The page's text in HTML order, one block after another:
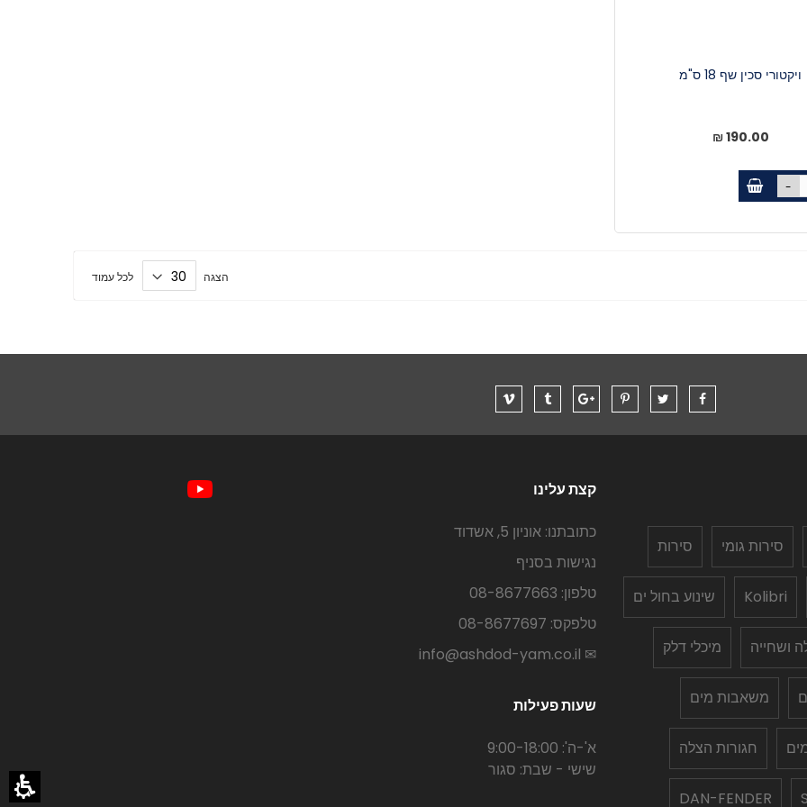
ויקטורי סכין שף 18 ס"מ
190.00 ₪
-
הצגה לכל עמוד
סירות גומי סירות
Kolibri שינוע בחול ים
ושחייה מיכלי דלק
משאבות מים
חגורות הצלה
DAN-FENDER
קצת עלינו
כתובתנו: אוניון 5, אשדוד
נגישות בסניף
טלפון: 08-8677663
טלפקס: 08-8677697
✉ info@ashdod-yam.co.il
שעות פעילות
א'-ה': 9:00-18:00
שישי - שבת: סגור